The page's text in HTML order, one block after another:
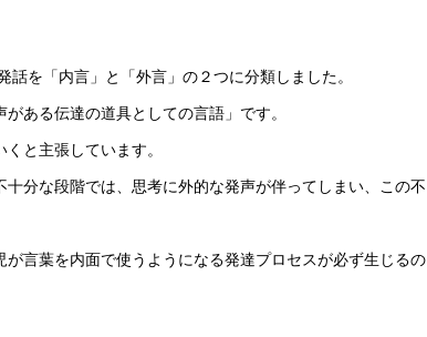
を「内言」と「外言」の２つに分類しました。
ある伝達の道具としての言語」です。
と主張しています。
分な段階では、思考に外的な発声が伴ってしまい、この不
言葉を内面で使うようになる発達プロセスが必ず生じるの